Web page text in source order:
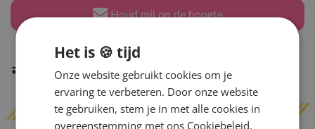
Houd mij op de hoogte
Indien op voorraad binnen 2 werkdagen
Het is 🍪 tijd
Onze website gebruikt cookies om je
ervaring te verbeteren. Door onze website
te gebruiken, stem je in met alle cookies in
overeenstemming met ons Cookiebeleid.